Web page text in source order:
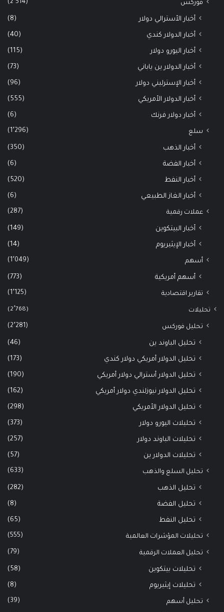
فوركس (2٬514)
أخبار الأسترالي دولار (8)
أخبار الدولار كندي (40)
أخبار اليورو دولار (115)
أخبار الدولار ين ياباني (73)
أخبار الإسترليني دولار (96)
أخبار الدولار الأمريكي (555)
أخبار دولار فرنك (6)
سلع (1٬296)
أخبار الذهب (350)
أخبار الفضة (6)
أخبار النفط (520)
أخبار الغاز الطبيعي (6)
عملات رقمية (287)
أخبار البيتكوين (149)
أخبار الإيثيريوم (14)
أسهم (1٬049)
أسهم أمريكية (773)
تقارير اقتصادية (1٬125)
تحليلات (2٬768)
تحليل فوركس (2٬281)
تحليل الباوند ين (46)
تحليل الدولار أمريكي دولار كندي (173)
تحليل الدولار أسترالي دولار أمريكي (190)
تحليل الدولار نيوزلندي دولار أمريكي (162)
تحليل الدولار الأمريكي (298)
تحليلات اليورو دولار (373)
تحليلات الباوند دولار (257)
تحليلات الدولار ين (57)
تحليل السلع والذهب (633)
تحليل الذهب (282)
تحليل الفضة (8)
تحليل النفط (65)
تحليلات المؤشرات العالمية (555)
تحليل العملات الرقمية (79)
تحليلات بيتكوين (58)
تحليلات إيثيريوم (8)
تحليل أسهم (39)